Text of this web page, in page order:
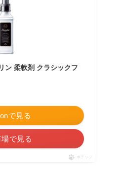
ン 柔軟剤 クラシックフ
で見る
で見る
ポチップ